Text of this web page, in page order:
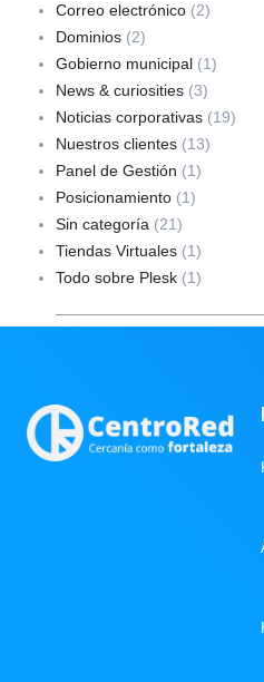
Correo electrónico (2)
Dominios (2)
Gobierno municipal (1)
News & curiosities (3)
Noticias corporativas (19)
Nuestros clientes (13)
Panel de Gestión (1)
Posicionamiento (1)
Sin categoría (21)
Tiendas Virtuales (1)
Todo sobre Plesk (1)